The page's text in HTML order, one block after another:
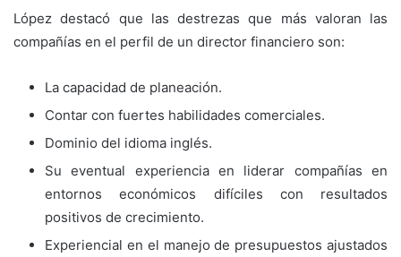
López destacó que las destrezas que más valoran las
compañías en el perfil de un director financiero son:
La capacidad de planeación.
Contar con fuertes habilidades comerciales.
Dominio del idioma inglés.
Su eventual experiencia en liderar compañías en
entornos económicos difíciles con resultados
positivos de crecimiento.
Experiencial en el manejo de presupuestos ajustados